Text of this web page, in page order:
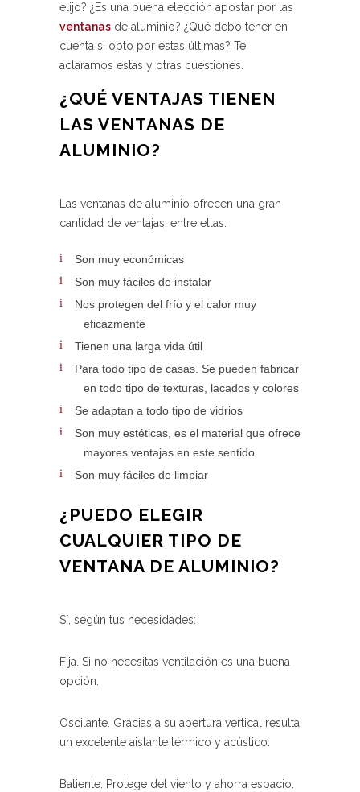
elijo? ¿Es una buena elección apostar por las
ventanas de aluminio? ¿Qué debo tener en
cuenta si opto por estas últimas? Te
aclaramos estas y otras cuestiones.
¿QUÉ VENTAJAS TIENEN
LAS VENTANAS DE
ALUMINIO?
Las ventanas de aluminio ofrecen una gran
cantidad de ventajas, entre ellas:
Son muy económicas
Son muy fáciles de instalar
Nos protegen del frío y el calor muy
eficazmente
Tienen una larga vida útil
Para todo tipo de casas. Se pueden fabricar
en todo tipo de texturas, lacados y colores
Se adaptan a todo tipo de vidrios
Son muy estéticas, es el material que ofrece
mayores ventajas en este sentido
Son muy fáciles de limpiar
¿PUEDO ELEGIR
CUALQUIER TIPO DE
VENTANA DE ALUMINIO?
Sí, según tus necesidades:
Fija. Si no necesitas ventilación es una buena
opción.
Oscilante. Gracias a su apertura vertical resulta
un excelente aislante térmico y acústico.
Batiente. Protege del viento y ahorra espacio.